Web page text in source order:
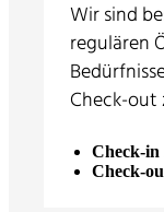
Wir sind
regulären
Check-out
Check-
Check-